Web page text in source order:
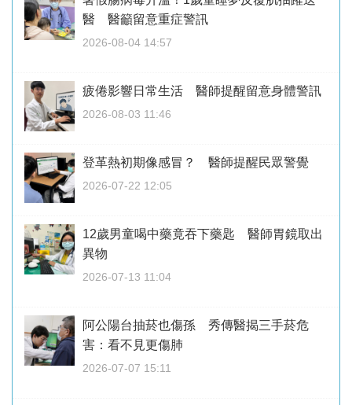
醫 醫籲留意重症警訊
2026-08-04 14:57
疲倦影響日常生活 醫師提醒留意身體警訊
2026-08-03 11:46
登革熱初期像感冒？ 醫師提醒民眾警覺
2026-07-22 12:05
12歲男童喝中藥竟吞下藥匙 醫師胃鏡取出
異物
2026-07-13 11:04
阿公陽台抽菸也傷孫 秀傳醫揭三手菸危
害：看不見更傷肺
2026-07-07 15:11